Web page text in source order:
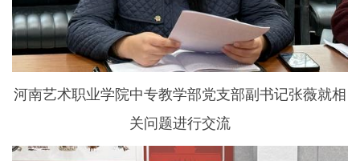
河南艺术职业学院中专教学部党支部副书记张薇就相
关问题进行交流